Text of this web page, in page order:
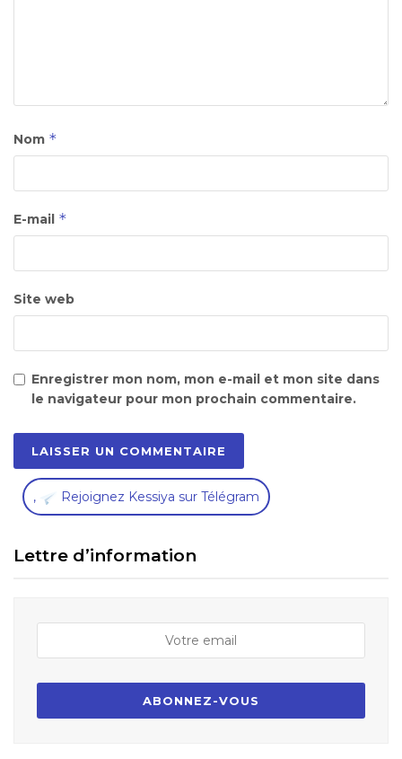
Nom *
E-mail *
Site web
Enregistrer mon nom, mon e-mail et mon site dans
le navigateur pour mon prochain commentaire.
, Rejoignez Kessiya sur Télégram
Lettre d’information